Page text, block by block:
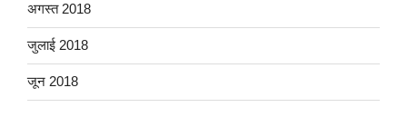
अगस्त 2018
जुलाई 2018
जून 2018